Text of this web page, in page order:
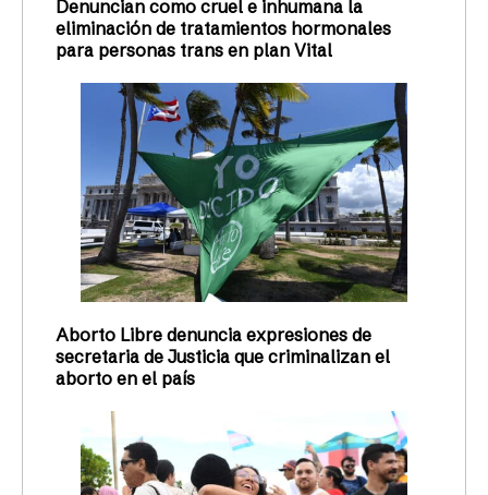
Denuncian como cruel e inhumana la
eliminación de tratamientos hormonales
para personas trans en plan Vital
Aborto Libre denuncia expresiones de
secretaria de Justicia que criminalizan el
aborto en el país